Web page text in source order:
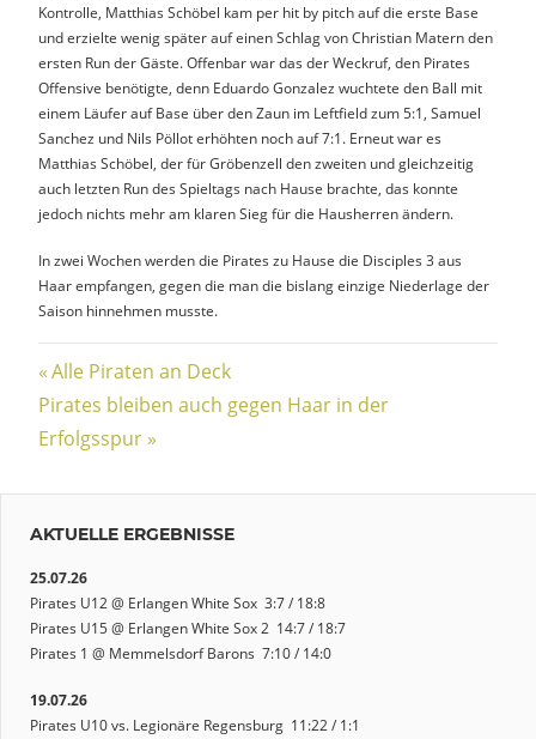
Kontrolle, Matthias Schöbel kam per hit by pitch auf die erste Base
und erzielte wenig später auf einen Schlag von Christian Matern den
ersten Run der Gäste. Offenbar war das der Weckruf, den Pirates
Offensive benötigte, denn Eduardo Gonzalez wuchtete den Ball mit
einem Läufer auf Base über den Zaun im Leftfield zum 5:1, Samuel
Sanchez und Nils Pöllot erhöhten noch auf 7:1. Erneut war es
Matthias Schöbel, der für Gröbenzell den zweiten und gleichzeitig
auch letzten Run des Spieltags nach Hause brachte, das konnte
jedoch nichts mehr am klaren Sieg für die Hausherren ändern.
In zwei Wochen werden die Pirates zu Hause die Disciples 3 aus
Haar empfangen, gegen die man die bislang einzige Niederlage der
Saison hinnehmen musste.
Beitragsnavigation
Vorheriger
Beitrag:
Alle Piraten an Deck
Nächster
Beitrag:
Pirates bleiben auch gegen Haar in der
Erfolgsspur
AKTUELLE ERGEBNISSE
25.07.26
Pirates U12 @ Erlangen White Sox 3:7 / 18:8
Pirates U15 @ Erlangen White Sox 2 14:7 / 18:7
Pirates 1 @ Memmelsdorf Barons 7:10 / 14:0
19.07.26
Pirates U10 vs. Legionäre Regensburg 11:22 / 1:1